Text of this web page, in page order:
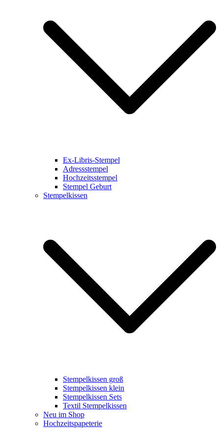
Ex-Libris-Stempel
Adressstempel
Hochzeitsstempel
Stempel Geburt
Stempelkissen
Stempelkissen groß
Stempelkissen klein
Stempelkissen Sets
Textil Stempelkissen
Neu im Shop
Hochzeitspapeterie